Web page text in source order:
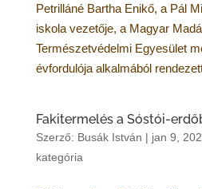
Petrilláné Bartha Enikő, a Pál
iskola vezetője, a Magyar
Természetvédelmi Egyesület
évfordulója alkalmából
Fakitermelés a Sóstói-
Szerző: Busák István | jan 9,
kategória